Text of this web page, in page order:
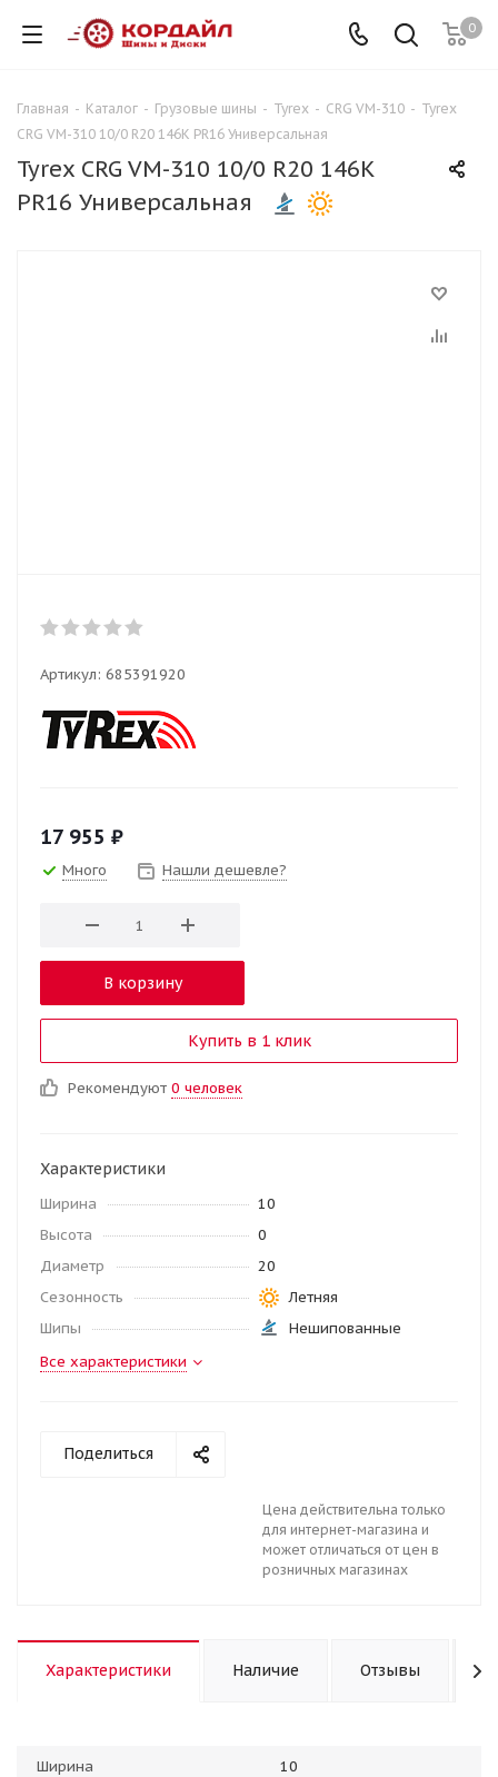
0
Главная - Каталог - Грузовые шины - Tyrex - CRG VM-310 - Tyrex
CRG VM-310 10/0 R20 146K PR16 Универсальная
Tyrex CRG VM-310 10/0 R20 146K
PR16 Универсальная
Артикул: 685391920
17 955 ₽
Много Нашли дешевле?
В корзину
Купить в 1 клик
Рекомендуют 0 человек
Характеристики
Ширина
10
Высота
0
Диаметр
20
Сезонность
Летняя
Шипы
Нешипованные
Все характеристики
Поделиться
Цена действительна только
для интернет-магазина и
может отличаться от цен в
розничных магазинах
Характеристики Наличие Отзывы
Ширина 10